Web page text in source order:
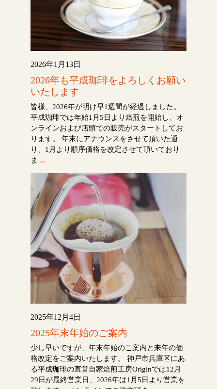
2026年1月13日
2026年も平成珈琲をよろしくお願い
いたします
皆様、2026年が明け早1週間が経過しました。
平成珈琲では年始1月5日より焙煎を開始し、オ
ンラインおよび店頭での販売がスタートしてお
ります。 年末にアナウンスをさせて頂いた通
り、1月より順序価格を改定させて頂いており
ま ...
2025年12月4日
2025年末年始のご案内
少し早いですが、年末年始のご案内と来年の価
格改定をご案内いたします。 神戸市兵庫区にあ
る平成珈琲の直営自家焙煎工房Originでは12月
29日が最終営業日、2026年は1月5日より営業を